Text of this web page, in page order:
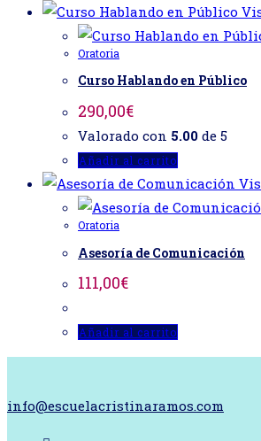
Oratoria
Curso Hablando en Público
290,00€
Valorado con 5.00 de 5
Añadir al carrito
Oratoria
Asesoría de Comunicación
111,00€
Añadir al carrito
info@escuelacristinaramos.com